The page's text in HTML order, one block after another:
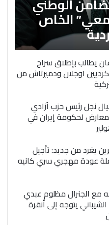
الخاص
يطالب بإطلاق سراح
اوجلان ودميرتاش من
نجل رئيس حزب آزادي
لحكومة إيران في
يغرد من جديد: تأجيل
عودة مهجري سري كانيه
مع الجنرال مظلوم عبدي
يتوجه إلى أنقرة